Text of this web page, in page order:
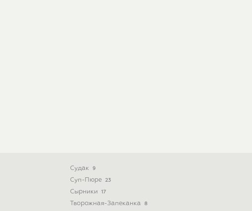
Судак 9
Суп-Пюре 23
Сырники 17
Творожная-Запеканка 8